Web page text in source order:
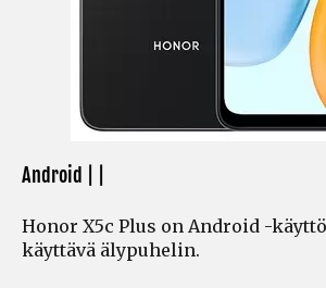
Android | |
Honor X5c Plus on Android -
käyttävä älypuhelin.